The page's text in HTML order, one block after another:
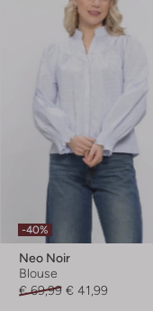
-40%
Neo Noir
Blouse
€ 69,99 € 41,99